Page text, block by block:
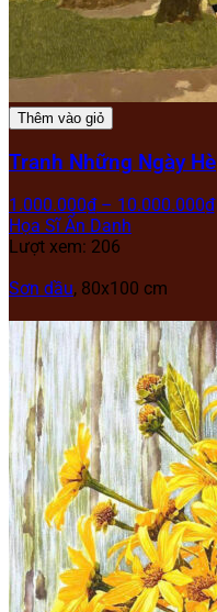
Thêm vào giỏ
Tranh Những Ngày Hè
1.000.000₫ – 10.000.000₫
Họa Sĩ Ẩn Danh
Lượt xem: 206
Sơn dầu, 80x100 cm